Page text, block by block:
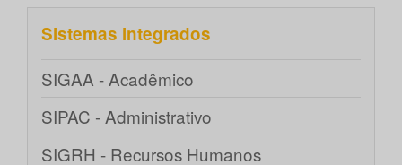
Sistemas integrados
SIGAA - Acadêmico
SIPAC - Administrativo
SIGRH - Recursos Humanos